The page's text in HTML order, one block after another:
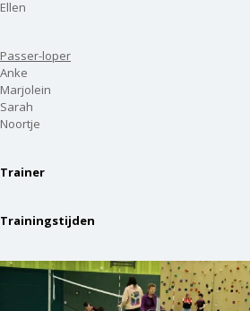
Ellen
Passer-loper
Anke
Marjolein
Sarah
Noortje
Trainer
Trainingstijden